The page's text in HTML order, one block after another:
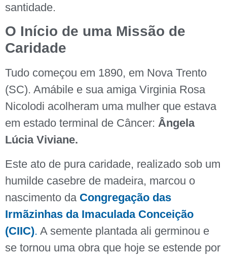
santidade.
O Início de uma Missão de
Caridade
Tudo começou em 1890, em Nova Trento
(SC). Amábile e sua amiga Virginia Rosa
Nicolodi acolheram uma mulher que estava
em estado terminal de Câncer: Ângela
Lúcia Viviane.
Este ato de pura caridade, realizado sob um
humilde casebre de madeira, marcou o
nascimento da Congregação das
Irmãzinhas da Imaculada Conceição
(CIIC). A semente plantada ali germinou e
se tornou uma obra que hoje se estende por